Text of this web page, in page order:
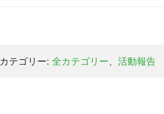
カテゴリー: 全カテゴリー、 活動報告